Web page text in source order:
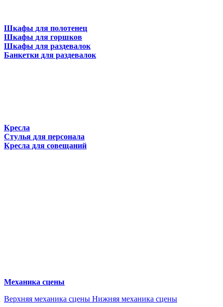
Шкафы для полотенец
Шкафы для горшков
Шкафы для раздевалок
Банкетки для раздевалок
Кресла
Стулья для персонала
Кресла для совещаний
Механика сцены
Верхняя механика сцены Нижняя механика сцены